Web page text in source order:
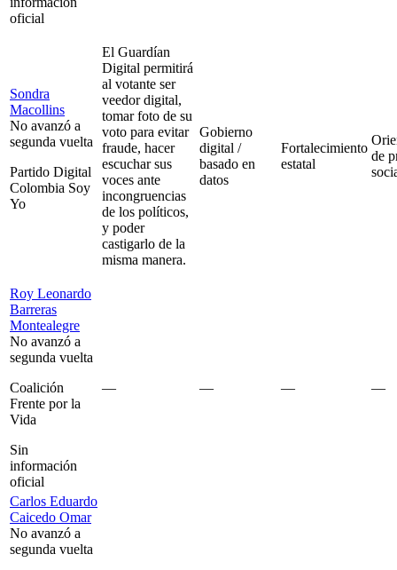
oficial
Sondra
Macollins
No avanzó a
segunda vuelta
Partido Digital
Colombia Soy
Yo
El Guardían
Digital permitirá
al votante ser
veedor digital,
tomar foto de su
voto para evitar
fraude, hacer
escuchar sus
voces ante
incongruencias
de los políticos,
y poder
castigarlo de la
misma manera.
Gobierno
digital /
basado en
datos
Fortalecimiento
estatal
de
Roy Leonardo
Barreras
Montealegre
No avanzó a
segunda vuelta
Coalición
Frente por la
Vida
Sin
información
oficial
— — — —
Carlos Eduardo
Caicedo Omar
No avanzó a
segunda vuelta